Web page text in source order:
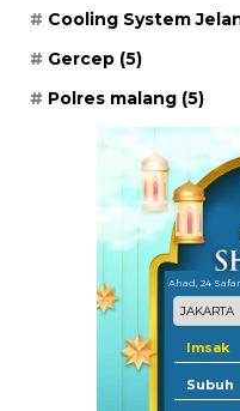
Cooling System
Gercep (5)
Polres malang (5)
Ahad, 24
Imsak
Subuh